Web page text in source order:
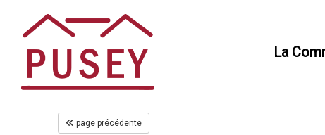
La
page précédente